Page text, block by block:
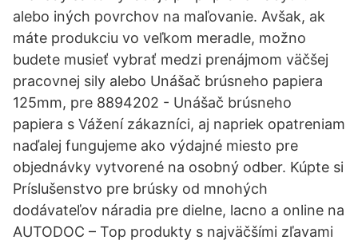
alebo iných povrchov na maľovanie. Avšak, ak
máte produkciu vo veľkom meradle, možno
budete musieť vybrať medzi prenájmom väčšej
pracovnej sily alebo Unášač brúsneho papiera
125mm, pre 8894202 - Unášač brúsneho
papiera s Vážení zákazníci, aj napriek opatreniam
naďalej fungujeme ako výdajné miesto pre
objednávky vytvorené na osobný odber. Kúpte si
Príslušenstvo pre brúsky od mnohých
dodávateľov náradia pre dielne, lacno a online na
AUTODOC – Top produkty s najväčšími zľavami